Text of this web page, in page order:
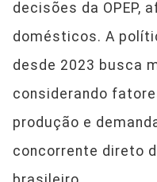
decisões da OPEP,
domésticos. A
desde 2023 busca
considerando
produção e
concorrente direto